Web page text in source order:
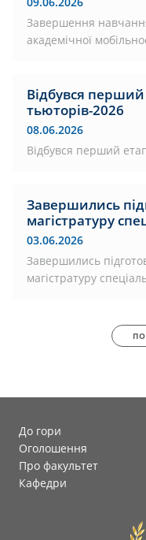
Завершення
академічної
Відбувся
тьюторів-2026
08.06.2026
Відбувся перший
Завершились
магістратуру
03.06.2026
Завершились
магістратуру
До гори
Оголошення
Про факультет
Кафедри